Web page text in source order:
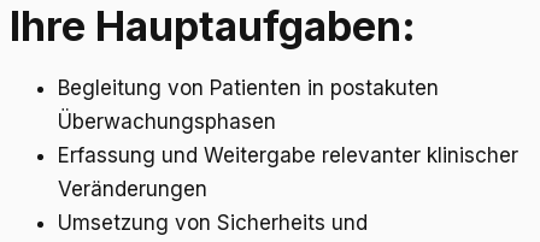
Ihre Hauptaufgaben:
Begleitung von Patienten in postakuten
Überwachungsphasen
Erfassung und Weitergabe relevanter klinischer
Veränderungen
Umsetzung von Sicherheits und